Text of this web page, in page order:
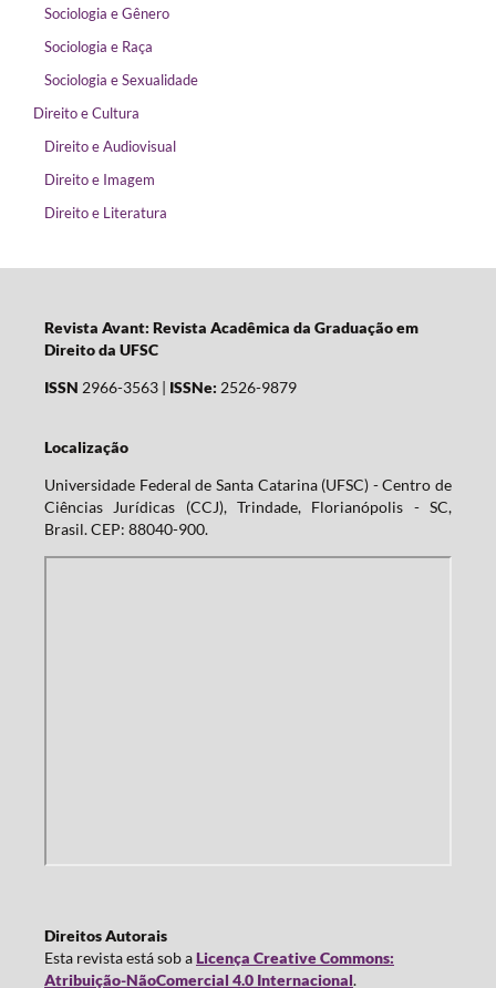
Sociologia e Gênero
Sociologia e Raça
Sociologia e Sexualidade
Direito e Cultura
Direito e Audiovisual
Direito e Imagem
Direito e Literatura
Revista Avant: Revista Acadêmica da Graduação em
Direito da UFSC
ISSN 2966-3563 | ISSNe: 2526-9879
Localização
Universidade Federal de Santa Catarina (UFSC) - Centro de
Ciências Jurídicas (CCJ), Trindade, Florianópolis - SC,
Brasil. CEP: 88040-900.
Direitos Autorais
Esta revista está sob aLicença Creative Commons:
Atribuição-NãoComercial 4.0 Internacional.